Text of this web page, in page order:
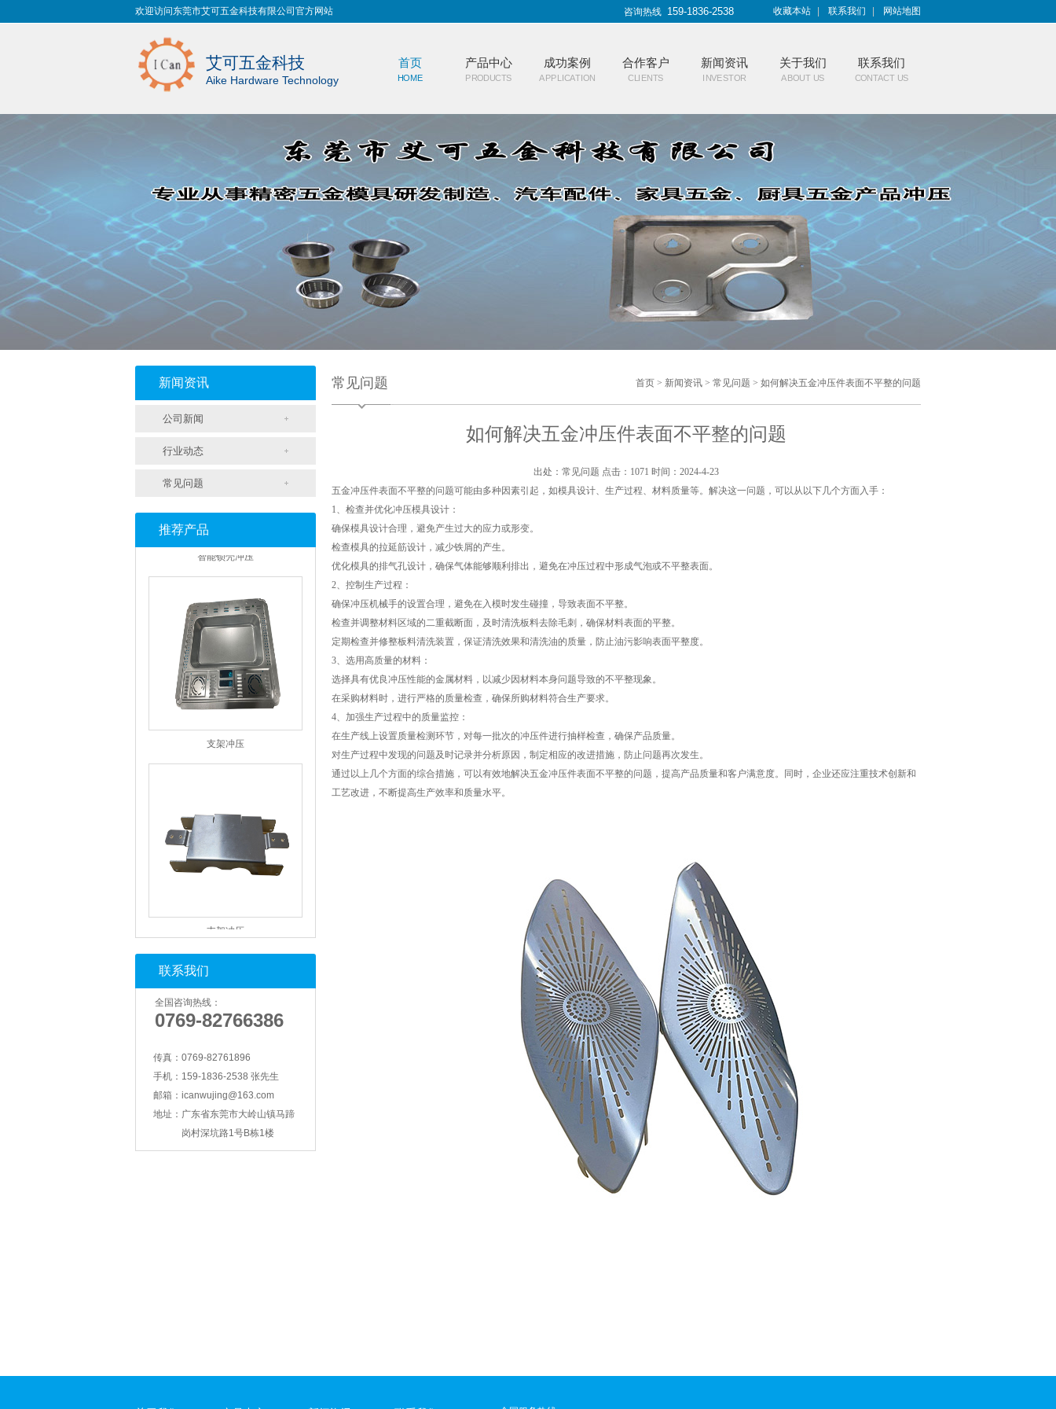
欢迎访问东莞市艾可五金科技有限公司官方网站 咨询热线 159-1836-2538 收藏本站 联系我们 网站地图
艾可五金科技
Aike Hardware Technology
首页
HOME
产品中心
PRODUCTS
成功案例
APPLICATION
合作客户
CLIENTS
新闻资讯
INVESTOR
关于我们
ABOUT US
联系我们
CONTACT US
新闻资讯
公司新闻
行业动态
常见问题
推荐产品
支架冲压
支架冲压
支架冲压
智能锁壳冲压
联系我们
全国咨询热线：
0769-82766386
传真： 0769-82761896
手机： 159-1836-2538 张先生
邮箱： icanwujing@163.com
地址： 广东省东莞市大岭山镇马蹄
岗村深坑路1号B栋1楼
常见问题 首页 > 新闻资讯 > 常见问题 > 如何解决五金冲压件表面不平整的问题
如何解决五金冲压件表面不平整的问题
出处：常见问题 点击：1071 时间：2024-4-23
五金冲压件表面不平整的问题可能由多种因素引起，如模具设计、生产过程、材料质量等。解决这一问题，可以从以下几个方面入手：
1、检查并优化冲压模具设计：
确保模具设计合理，避免产生过大的应力或形变。
检查模具的拉延筋设计，减少铁屑的产生。
优化模具的排气孔设计，确保气体能够顺利排出，避免在冲压过程中形成气泡或不平整表面。
2、控制生产过程：
确保冲压机械手的设置合理，避免在入模时发生碰撞，导致表面不平整。
检查并调整材料区域的二重截断面，及时清洗板料去除毛刺，确保材料表面的平整。
定期检查并修整板料清洗装置，保证清洗效果和清洗油的质量，防止油污影响表面平整度。
3、选用高质量的材料：
选择具有优良冲压性能的金属材料，以减少因材料本身问题导致的不平整现象。
在采购材料时，进行严格的质量检查，确保所购材料符合生产要求。
4、加强生产过程中的质量监控：
在生产线上设置质量检测环节，对每一批次的冲压件进行抽样检查，确保产品质量。
对生产过程中发现的问题及时记录并分析原因，制定相应的改进措施，防止问题再次发生。
通过以上几个方面的综合措施，可以有效地解决五金冲压件表面不平整的问题，提高产品质量和客户满意度。同时，企业还应注重技术创新和
工艺改进，不断提高生产效率和质量水平。